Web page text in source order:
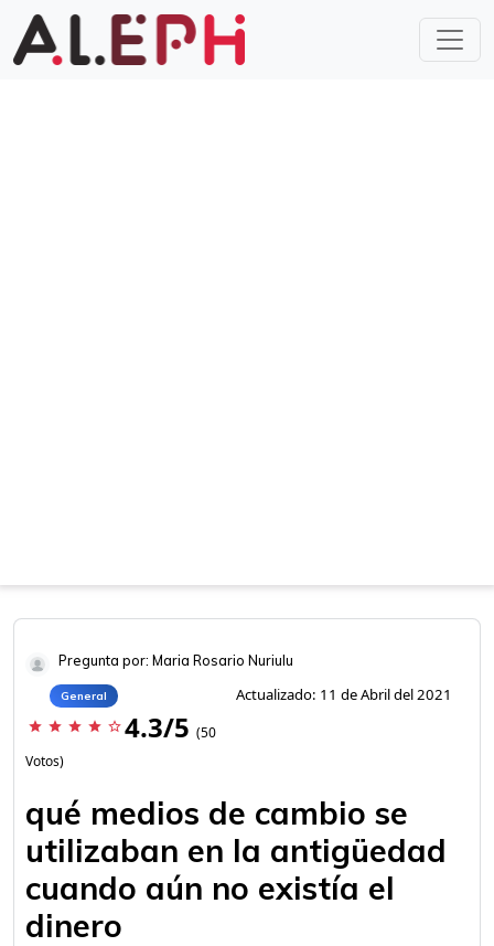
Pregunta por: Maria Rosario Nuriulu
General Actualizado: 11 de Abril del 2021
star star star star star_border 4.3/5 (50
Votos)
qué medios de cambio se
utilizaban en la antigüedad
cuando aún no existía el
dinero